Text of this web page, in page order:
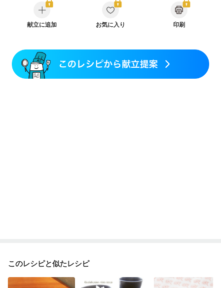
乳がん（抗がん剤治療中）
乳がん（ホルモン療法中）
乳がん（放射線治療中）
乳がん治療を終えた方・経過観察中の方など
献立に追加 お気に入り 印刷
このレシピと似たレシピ